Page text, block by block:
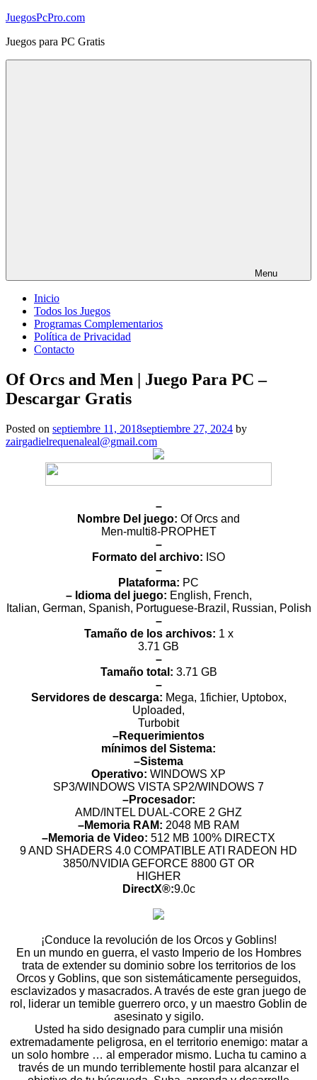
Skip
content
JuegosPcPro.com
Juegos para PC Gratis
Menu
Inicio
Todos los Juegos
Programas Complementarios
Política de Privacidad
Contacto
Of Orcs and Men | Juego Para PC –
Descargar Gratis
Posted on septiembre 11, 2018septiembre 27, 2024 by
zairgadielrequenaleal@gmail.com
–
Nombre Del juego: Of Orcs and
Men-multi8-PROPHET
–
Formato del archivo: ISO
–
Plataforma: PC
– Idioma del juego: English, French,
Italian, German, Spanish, Portuguese-Brazil, Russian, Polish
–
Tamaño de los archivos: 1 x
3.71 GB
–
Tamaño total: 3.71 GB
–
Servidores de descarga: Mega, 1fichier, Uptobox,
Uploaded,
Turbobit
–Requerimientos
mínimos del Sistema:
–Sistema
Operativo: WINDOWS XP
SP3/WINDOWS VISTA SP2/WINDOWS 7
–Procesador:
AMD/INTEL DUAL-CORE 2 GHZ
–Memoria RAM: 2048 MB RAM
–Memoria de Video: 512 MB 100% DIRECTX
9 AND SHADERS 4.0 COMPATIBLE ATI RADEON HD
3850/NVIDIA GEFORCE 8800 GT OR
HIGHER
DirectX®:9.0c
¡Conduce la revolución de los Orcos y Goblins!
En un mundo en guerra, el vasto Imperio de los Hombres
trata de extender su dominio sobre los territorios de los
Orcos y Goblins, que son sistemáticamente perseguidos,
esclavizados y masacrados. A través de este gran juego de
rol, liderar un temible guerrero orco, y un maestro Goblin de
asesinato y sigilo.
Usted ha sido designado para cumplir una misión
extremadamente peligrosa, en el territorio enemigo: matar a
un solo hombre … al emperador mismo. Lucha tu camino a
través de un mundo terriblemente hostil para alcanzar el